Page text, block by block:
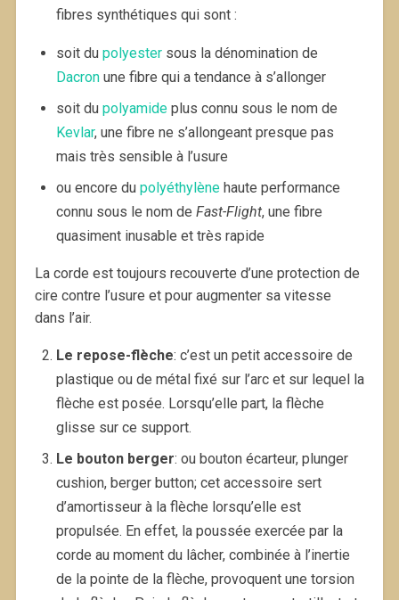
fibres synthétiques qui sont :
soit du polyestersous la dénomination de
Dacronune fibre qui a tendance à s’allonger
soit du polyamideplus connu sous le nom de
Kevlar, une fibre ne s’allongeant presque pas
mais très sensible à l’usure
ou encore du polyéthylènehaute performance
connu sous le nom de Fast-Flight, une fibre
quasiment inusable et très rapide
La corde est toujours recouverte d’une protection de
cire contre l’usure et pour augmenter sa vitesse
dans l’air.
Le repose-flèche: c’est un petit accessoire de
plastique ou de métal fixé sur l’arc et sur lequel la
flèche est posée. Lorsqu’elle part, la flèche
glisse sur ce support.
Le bouton berger: ou bouton écarteur, plunger
cushion, berger button; cet accessoire sert
d’amortisseur à la flèche lorsqu’elle est
propulsée. En effet, la poussée exercée par la
corde au moment du lâcher, combinée à l’inertie
de la pointe de la flèche, provoquent une torsion